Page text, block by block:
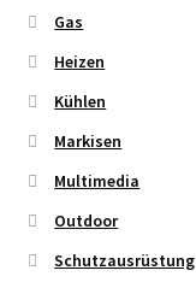
Gas
Heizen
Kühlen
Markisen
Multimedia
Outdoor
Schutzausrüstung